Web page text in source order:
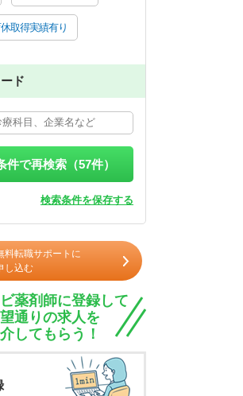
取得実績有り
ド
件で再検索（57件）
検索条件を保存する
料転職サポートに
し込む
薬剤師に登録して
通りの求人を
してもらう！